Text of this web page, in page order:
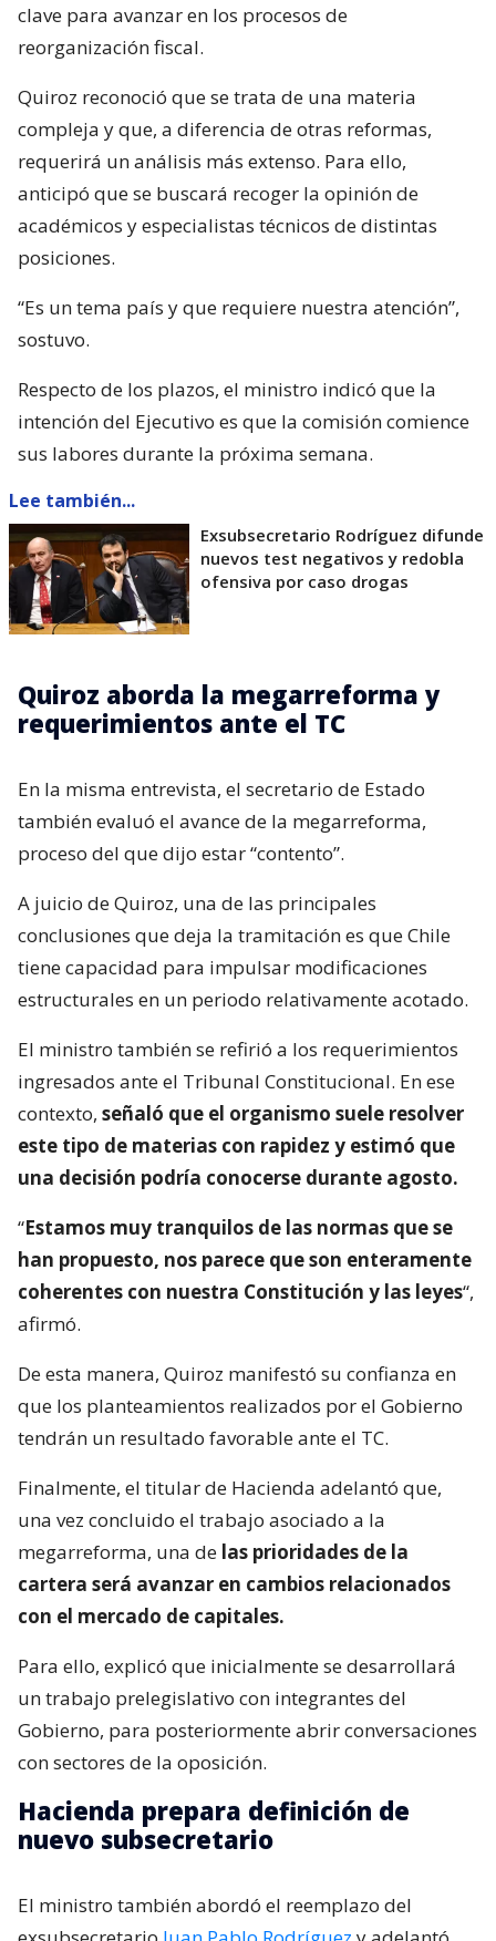
clave para avanzar en los procesos de
reorganización fiscal.
Quiroz reconoció que se trata de una materia
compleja y que, a diferencia de otras reformas,
requerirá un análisis más extenso. Para ello,
anticipó que se buscará recoger la opinión de
académicos y especialistas técnicos de distintas
posiciones.
“Es un tema país y que requiere nuestra atención”,
sostuvo.
Respecto de los plazos, el ministro indicó que la
intención del Ejecutivo es que la comisión comience
sus labores durante la próxima semana.
Lee también...
Exsubsecretario Rodríguez difunde
nuevos test negativos y redobla
ofensiva por caso drogas
Quiroz aborda la megarreforma y
requerimientos ante el TC
En la misma entrevista, el secretario de Estado
también evaluó el avance de la megarreforma,
proceso del que dijo estar “contento”.
A juicio de Quiroz, una de las principales
conclusiones que deja la tramitación es que Chile
tiene capacidad para impulsar modificaciones
estructurales en un periodo relativamente acotado.
El ministro también se refirió a los requerimientos
ingresados ante el Tribunal Constitucional. En ese
contexto, señaló que el organismo suele resolver
este tipo de materias con rapidez y estimó que
una decisión podría conocerse durante agosto.
“Estamos muy tranquilos de las normas que se
han propuesto, nos parece que son enteramente
coherentes con nuestra Constitución y las leyes“,
afirmó.
De esta manera, Quiroz manifestó su confianza en
que los planteamientos realizados por el Gobierno
tendrán un resultado favorable ante el TC.
Finalmente, el titular de Hacienda adelantó que,
una vez concluido el trabajo asociado a la
megarreforma, una de las prioridades de la
cartera será avanzar en cambios relacionados
con el mercado de capitales.
Para ello, explicó que inicialmente se desarrollará
un trabajo prelegislativo con integrantes del
Gobierno, para posteriormente abrir conversaciones
con sectores de la oposición.
Hacienda prepara definición de
nuevo subsecretario
El ministro también abordó el reemplazo del